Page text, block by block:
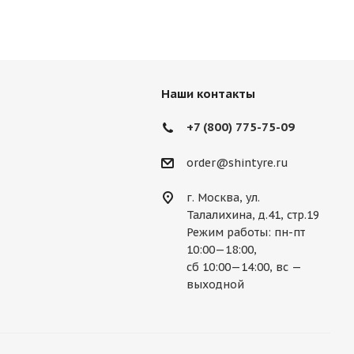
Renault Rolls-Royce
Suzuki Tesla
Наши контакты
+7 (800) 775-75-09
order@shintyre.ru
г. Москва, ул.
Талалихина, д.41, стр.19
Режим работы: пн-пт
10:00—18:00,
сб 10:00—14:00, вс —
выходной